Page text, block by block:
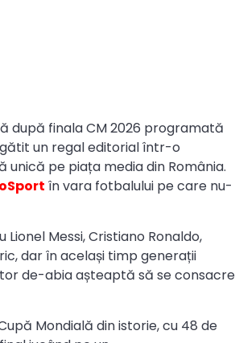
după finala CM 2026 programată
un regal editorial într-o
pe piața media din România.
în vara fotbalului pe care nu-
Lionel Messi, Cristiano Ronaldo,
dar în același timp generații
de-abia așteaptă să se consacre
Mondială din istorie, cu 48 de